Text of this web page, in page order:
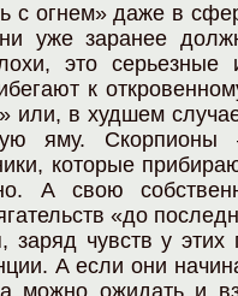
с огнем» даже в
уже заранее
это
к
или, в худшем
яму. Скорпионы
которые
А свою
«до
заряд чувств у этих
А если они
можно ожидать и